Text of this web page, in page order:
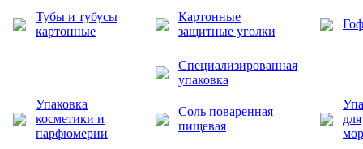
Тубы и тубусы
картонные
Картонные
защитные уголки
Специализированная
упаковка
Упаковка
косметики и
парфюмерии
Соль поваренная
пищевая
для